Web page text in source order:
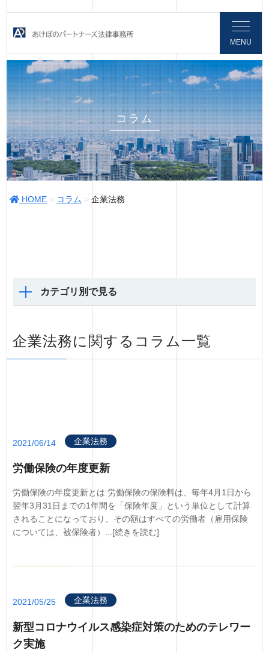
MENU
コラム
HOME > コラム > 企業法務
企業法務に関するコラム一覧
2021/06/14 企業法務
労働保険の年度更新
労働保険の年度更新とは 労働保険の保険料は、毎年4月1日から
翌年3月31日までの1年間を「保険年度」という単位として計算
されることになっており、その額はすべての労働者（雇用保険
については、被保険者）...[続きを読む]
2021/05/25 企業法務
新型コロナウイルス感染症対策のためのテレワー
ク実施
カテゴリ別で見る